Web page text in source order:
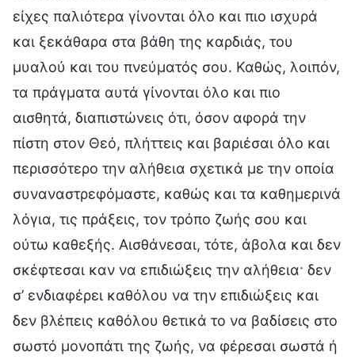
είχες παλιότερα γίνονται όλο και πιο ισχυρά
και ξεκάθαρα στα βάθη της καρδιάς, του
μυαλού και του πνεύματός σου. Καθώς, λοιπόν,
τα πράγματα αυτά γίνονται όλο και πιο
αισθητά, διαπιστώνεις ότι, όσον αφορά την
πίστη στον Θεό, πλήττεις και βαριέσαι όλο και
περισσότερο την αλήθεια σχετικά με την οποία
συναναστρεφόμαστε, καθώς και τα καθημερινά
λόγια, τις πράξεις, τον τρόπο ζωής σου και
ούτω καθεξής. Αισθάνεσαι, τότε, άβολα και δεν
σκέφτεσαι καν να επιδιώξεις την αλήθεια· δεν
σ’ ενδιαφέρει καθόλου να την επιδιώξεις και
δεν βλέπεις καθόλου θετικά το να βαδίσεις στο
σωστό μονοπάτι της ζωής, να φέρεσαι σωστά ή